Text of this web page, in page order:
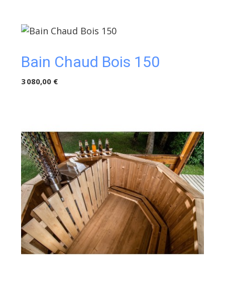
Bain Chaud Bois 150
3 080,00 €